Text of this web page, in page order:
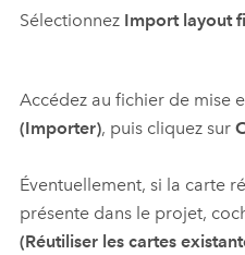
Sélectionnez Import layout
Accédez au fichier de mise
(Importer), puis cliquez sur
Éventuellement, si la carte
présente dans le projet,
(Réutiliser les cartes